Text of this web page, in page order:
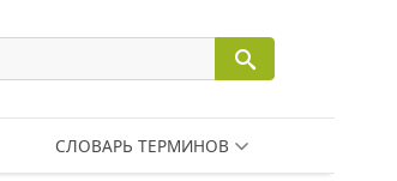
СЛОВАРЬ ТЕРМИНОВ